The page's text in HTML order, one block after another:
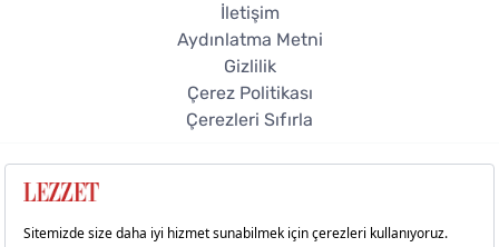
İletişim
Aydınlatma Metni
Gizlilik
Çerez Politikası
Çerezleri Sıfırla